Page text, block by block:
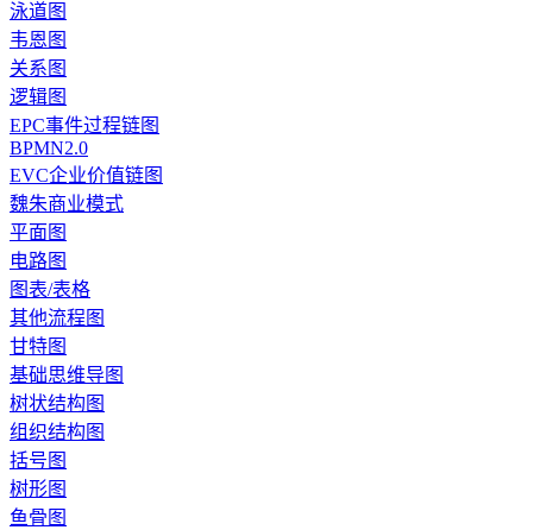
泳道图
韦恩图
关系图
逻辑图
EPC事件过程链图
BPMN2.0
EVC企业价值链图
魏朱商业模式
平面图
电路图
图表/表格
其他流程图
甘特图
基础思维导图
树状结构图
组织结构图
括号图
树形图
鱼骨图